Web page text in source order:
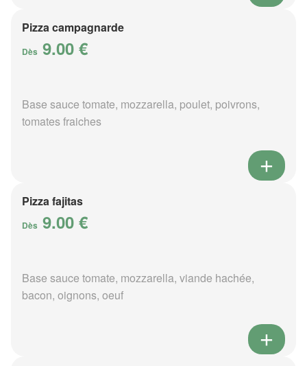
Pizza campagnarde
Dès 9.00 €
Base sauce tomate, mozzarella, poulet, poivrons,
tomates fraiches
Pizza fajitas
Dès 9.00 €
Base sauce tomate, mozzarella, viande hachée,
bacon, oignons, oeuf